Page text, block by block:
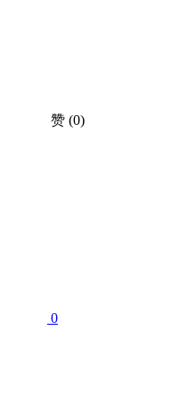
赞 (0)
0